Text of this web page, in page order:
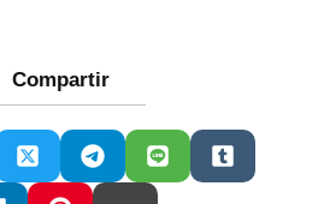
Compartir